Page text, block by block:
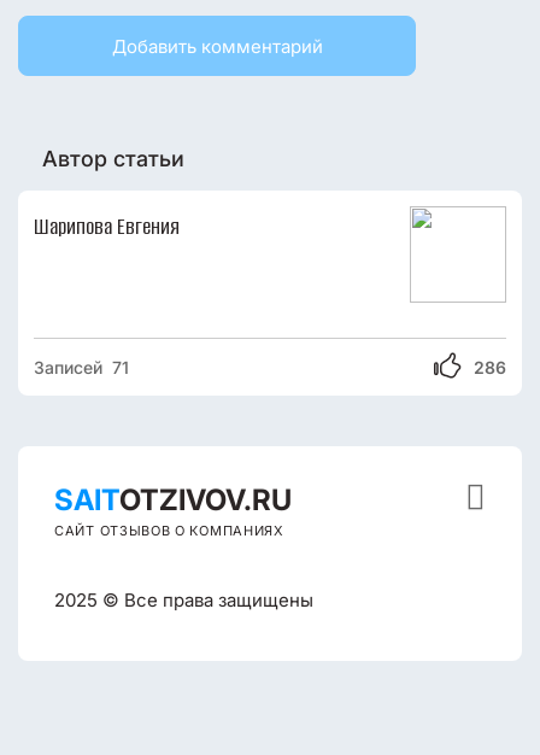
Добавить комментарий
Автор статьи
Шарипова Евгения
286
Записей 71
SAITOTZIVOV.RU
САЙТ ОТЗЫВОВ О КОМПАНИЯХ
2025 © Все права защищены
